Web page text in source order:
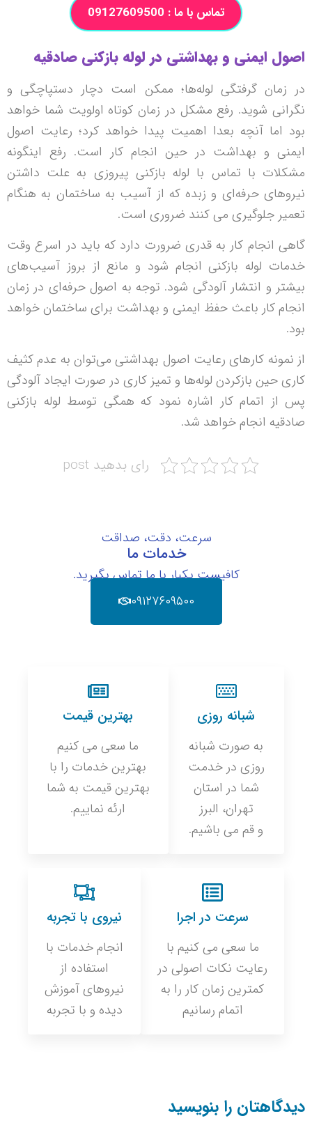
تماس با ما : 09127609500
اصول ایمنی و بهداشتی در لوله بازکنی صادقیه
در زمان گرفتگی لوله‌ها؛ ممکن است دچار دستپاچگی و
نگرانی شوید. رفع مشکل در زمان کوتاه اولویت شما خواهد
بود اما آنچه بعدا اهمیت پیدا خواهد کرد؛ رعایت اصول
ایمنی و بهداشت در حین انجام کار است. رفع اینگونه
مشکلات با تماس با لوله بازکنی پیروزی به علت داشتن
نیروهای حرفه‌ای و زبده که از آسیب به ساختمان به هنگام
تعمیر جلوگیری می کنند ضروری است.
گاهی انجام کار به قدری ضرورت دارد که باید در اسرع وقت
خدمات لوله بازکنی انجام شود و مانع از بروز آسیب‌های
بیشتر و انتشار آلودگی شود. توجه به اصول حرفه‌ای در زمان
انجام کار باعث حفظ ایمنی و بهداشت برای ساختمان خواهد
بود.
از نمونه کارهای رعایت اصول بهداشتی می‌توان به عدم کثیف
کاری حین بازکردن لوله‌ها و تمیز کاری در صورت ایجاد آلودگی
پس از اتمام کار اشاره نمود که همگی توسط لوله بازکنی
صادقیه انجام خواهد شد.
رای بدهید post
سرعت، دقت، صداقت
خدمات ما
کافیست یکبار با ما تماس بگیرید.
۰۹۱۲۷۶۰۹۵۰۰
شبانه روزی
به صورت شبانه
روزی در خدمت
شما در استان
تهران، البرز
و قم می باشیم.
بهترین قیمت
ما سعی می کنیم
بهترین خدمات را با
بهترین قیمت به شما
ارئه نماییم.
سرعت در اجرا
ما سعی می کنیم با
رعایت نکات اصولی در
کمترین زمان کار را به
اتمام رسانیم
نیروی با تجربه
انجام خدمات با
استفاده از
نیروهای آموزش
دیده و با تجربه
دیدگاهتان را بنویسید